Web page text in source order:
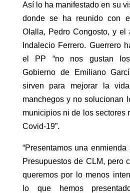
Así lo ha manifestado en su
donde se ha reunido con
Olalla, Pedro Congosto, y el
Indalecio Ferrero. Guerrero
el PP “no nos gustan los
Gobierno de Emiliano
sirven para mejorar la
manchegos y no solucionan
municipios ni de los sectores
Covid-19”.
“Presentamos una
Presupuestos de CLM, pero
queremos por lo menos
lo que hemos